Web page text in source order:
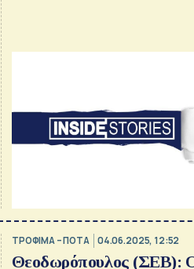
ΤΡΟΦΙΜΑ – ΠΟΤΑ 04.06.2025, 12:52
Θεοδωρόπουλος (ΣΕΒ):